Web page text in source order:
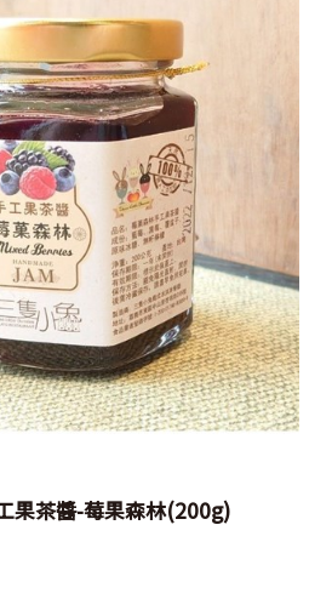
果茶醬-莓果森林(200g)